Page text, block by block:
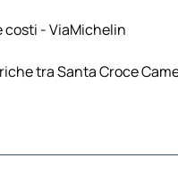
costi - ViaMichelin
tra Santa Croce